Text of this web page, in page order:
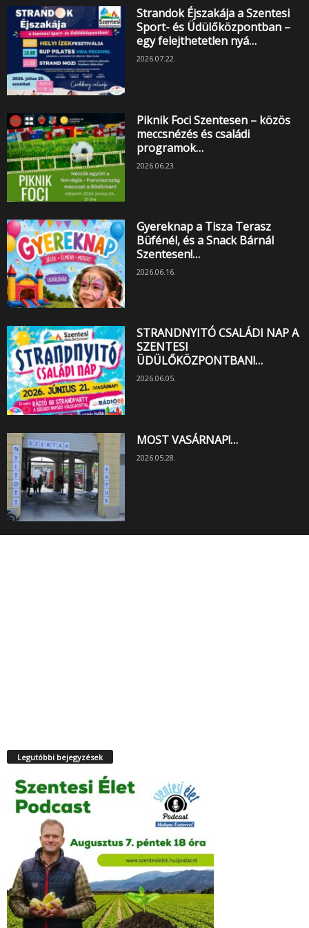
Strandok Éjszakája a Szentesi
Sport- és Üdülőközpontban –
egy felejthetetlen nyá…
2026.07.22.
Piknik Foci Szentesen – közös
meccsnézés és családi
programok…
2026.06.23.
Gyereknap a Tisza Terasz
Büfénél, és a Snack Bárnál
Szentesen!…
2026.06.16.
STRANDNYITÓ CSALÁDI NAP A
SZENTESI
ÜDÜLŐKÖZPONTBAN!…
2026.06.05.
MOST VASÁRNAP!…
2026.05.28.
Legutóbbi bejegyzések